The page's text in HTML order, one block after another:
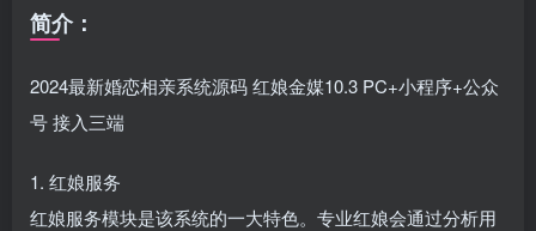
简介：
2024最新婚恋相亲系统源码 红娘金媒10.3 PC+小程序+公众
号 接入三端
1. 红娘服务
红娘服务模块是该系统的一大特色。专业红娘会通过分析用